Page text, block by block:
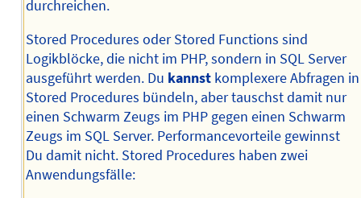
durchreichen.
Stored Procedures oder Stored Functions sind
Logikblöcke, die nicht im PHP, sondern in SQL Server
ausgeführt werden. Du kannstkomplexere Abfragen in
Stored Procedures bündeln, aber tauschst damit nur
einen Schwarm Zeugs im PHP gegen einen Schwarm
Zeugs im SQL Server. Performancevorteile gewinnst
Du damit nicht. Stored Procedures haben zwei
Anwendungsfälle: